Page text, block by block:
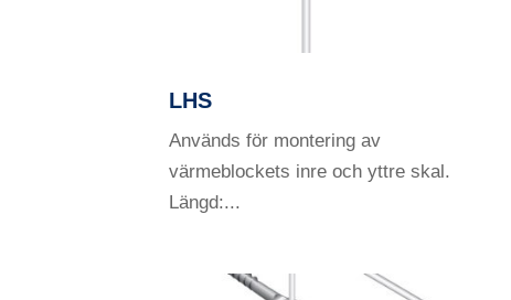
LHS
Används för montering av
värmeblockets inre och yttre skal.
Längd:...